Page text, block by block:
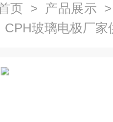
页 > 产品展示
玻璃电极厂家